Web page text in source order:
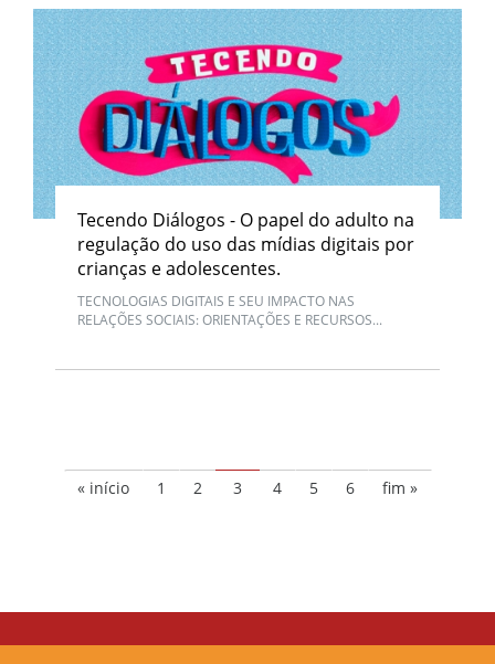
Tecendo Diálogos - O papel do adulto na
regulação do uso das mídias digitais por
crianças e adolescentes.
TECNOLOGIAS DIGITAIS E SEU IMPACTO NAS
RELAÇÕES SOCIAIS: ORIENTAÇÕES E RECURSOS...
« início 1 2 3 4 5 6 fim »